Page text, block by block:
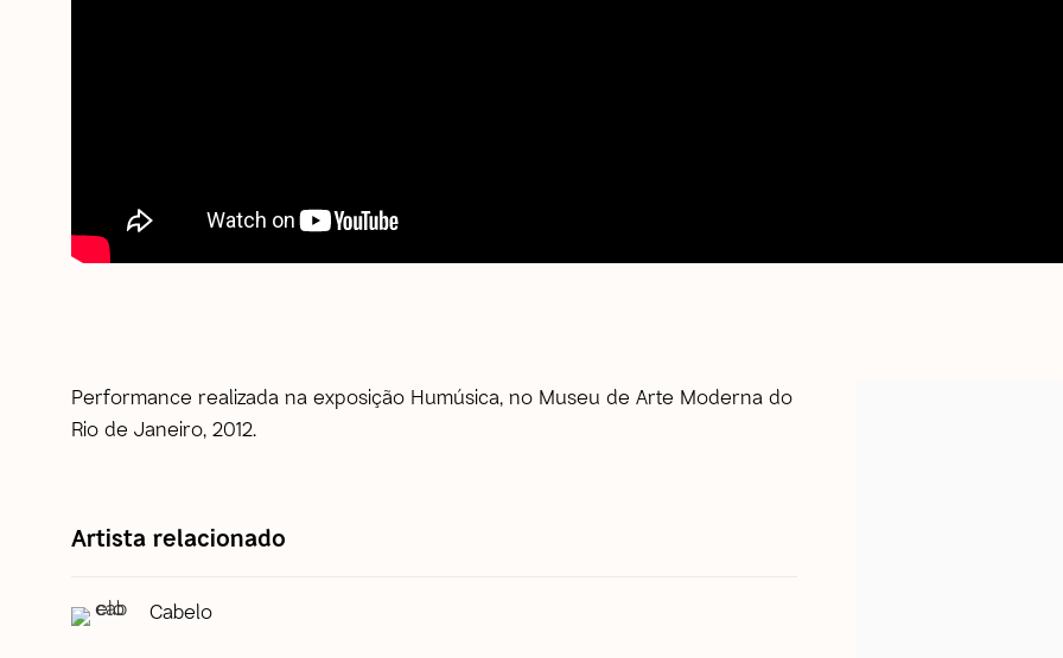
Performance realizada na exposição Humúsica, no Museu de Arte Moderna do
Rio de Janeiro, 2012.
Artista relacionado
Cabelo